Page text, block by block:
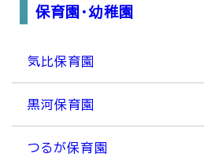
保育園・幼稚園
気比保育園
黒河保育園
つるが保育園